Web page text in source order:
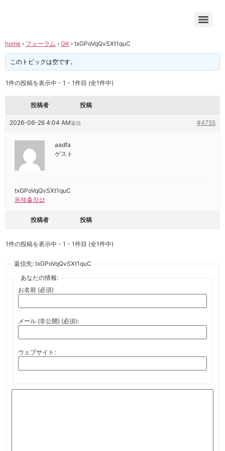
home › フォーラム › GK › txGPoVqQvSXt1quC
このトピックは空です。
1件の投稿を表示中 - 1 - 1件目 (全1件中)
投稿者 投稿
2026-06-26 4:04 AM #4755
返信
aadfa
ゲスト
txGPoVqQvSXt1quC
동해출장샵
投稿者 投稿
1件の投稿を表示中 - 1 - 1件目 (全1件中)
返信先: txGPoVqQvSXt1quC
あなたの情報:
お名前 (必須)
メール (非公開) (必須):
ウェブサイト: